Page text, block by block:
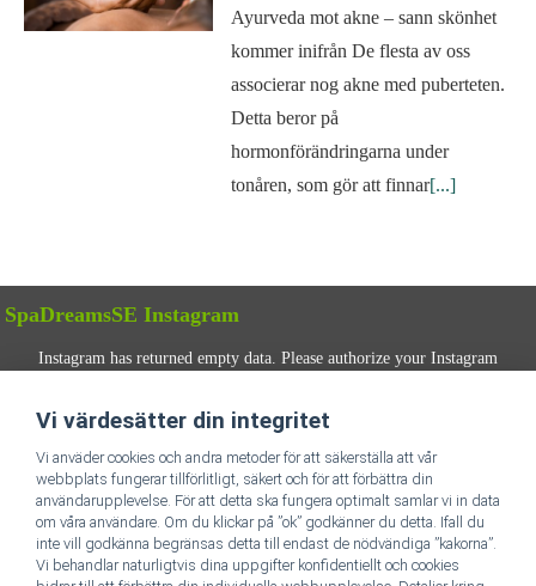
Ayurveda mot akne – sann skönhet
kommer inifrån De flesta av oss
associerar nog akne med puberteten.
Detta beror på
hormonförändringarna under
tonåren, som gör att finnar[...]
SpaDreamsSE Instagram
Instagram has returned empty data. Please authorize your Instagram
FÖLJ OSS
Vi värdesätter din integritet
Vi anväder cookies och andra metoder för att säkerställa att vår
webbplats fungerar tillförlitligt, säkert och för att förbättra din
användarupplevelse. För att detta ska fungera optimalt samlar vi in data
om våra användare. Om du klickar på ”ok” godkänner du detta. Ifall du
inte vill godkänna begränsas detta till endast de nödvändiga ”kakorna”.
Vi behandlar naturligtvis dina uppgifter konfidentiellt och cookies